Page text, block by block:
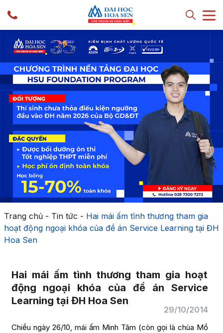
Trang chủ- Tin tức - Hai mái ấm tình thương tham gia
hoạt động ngoại khóa của đề án Service Learning tại ĐH
Hoa Sen
Hai mái ấm tình thương tham gia hoạt
động ngoại khóa của đề án Service
Learning tại ĐH Hoa Sen
29/10/2014
Chiều ngày 26/10, mái ấm Minh Tâm (còn gọi là chùa Mồ